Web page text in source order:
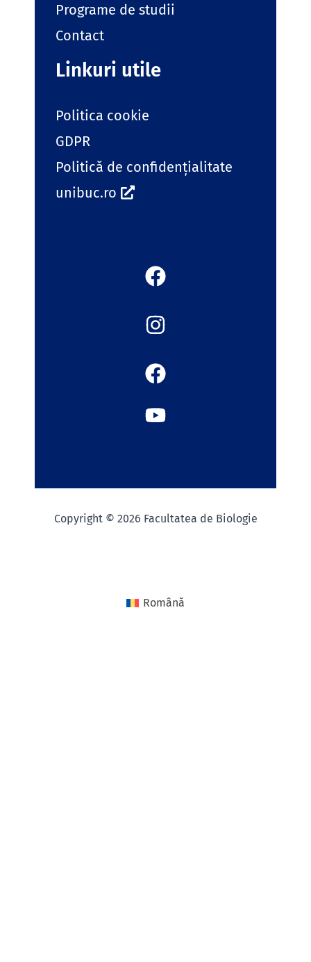
Programe de studii
Contact
Linkuri utile
Politica cookie
GDPR
Politică de confidențialitate
unibuc.ro
Copyright © 2026 Facultatea de Biologie
Română